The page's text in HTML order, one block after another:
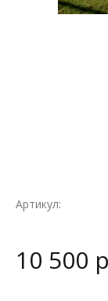
Артикул:
10 500